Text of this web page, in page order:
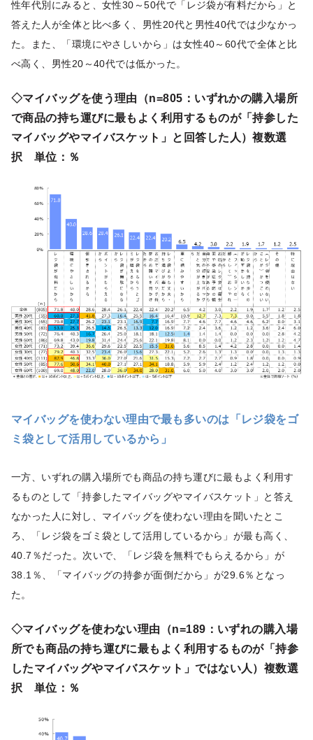
性年代別にみると、女性30～50代で「レジ袋が有料だから」と
答えた人が全体と比べ多く、男性20代と男性40代では少なかっ
た。また、「環境にやさしいから」は女性40～60代で全体と比
べ高く、男性20～40代では低かった。
◇マイバッグを使う理由（n=805：いずれかの購入場所
で商品の持ち運びに最もよく利用するものが「持参した
マイバッグやマイバスケット」と回答した人）複数選
択 単位：％
マイバッグを使わない理由で最も多いのは「レジ袋をゴ
ミ袋として活用しているから」
一方、いずれの購入場所でも商品の持ち運びに最もよく利用す
るものとして「持参したマイバッグやマイバスケット」と答え
なかった人に対し、マイバッグを使わない理由を聞いたとこ
ろ、「レジ袋をゴミ袋として活用しているから」が最も高く、
40.7％だった。次いで、「レジ袋を無料でもらえるから」が
38.1％、「マイバッグの持参が面倒だから」が29.6％となっ
た。
◇マイバッグを使わない理由（n=189：いずれの購入場
所でも商品の持ち運びに最もよく利用するものが「持参
したマイバッグやマイバスケット」ではない人）複数選
択 単位：％